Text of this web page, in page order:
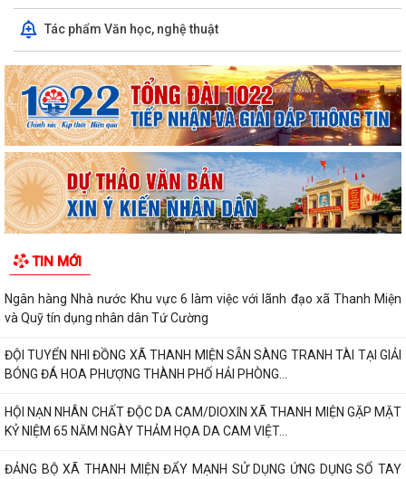
Tác phẩm Văn học, nghệ thuật
TIN MỚI
Ngân hàng Nhà nước Khu vực 6 làm việc với lãnh đạo xã Thanh Miện
và Quỹ tín dụng nhân dân Tứ Cường
ĐỘI TUYỂN NHI ĐỒNG XÃ THANH MIỆN SẴN SÀNG TRANH TÀI TẠI GIẢI
BÓNG ĐÁ HOA PHƯỢNG THÀNH PHỐ HẢI PHÒNG...
HỘI NẠN NHÂN CHẤT ĐỘC DA CAM/DIOXIN XÃ THANH MIỆN GẶP MẶT
KỶ NIỆM 65 NĂM NGÀY THẢM HỌA DA CAM VIỆT...
ĐẢNG BỘ XÃ THANH MIỆN ĐẨY MẠNH SỬ DỤNG ỨNG DỤNG SỔ TAY